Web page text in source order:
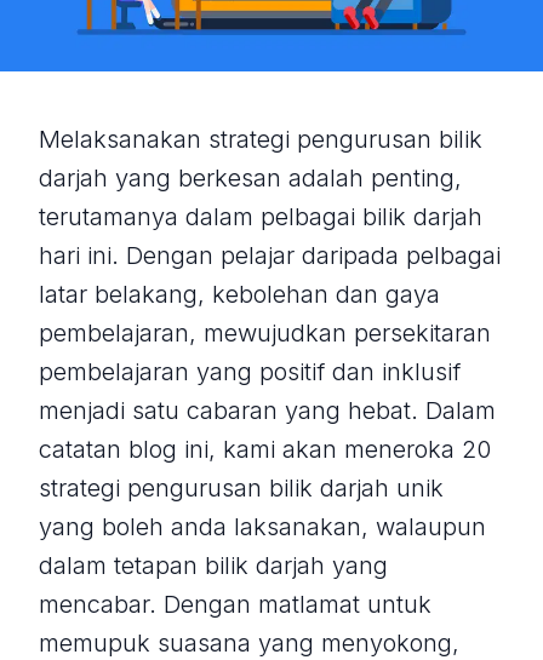
Melaksanakan strategi pengurusan bilik
darjah yang berkesan adalah penting,
terutamanya dalam pelbagai bilik darjah
hari ini. Dengan pelajar daripada pelbagai
latar belakang, kebolehan dan gaya
pembelajaran, mewujudkan persekitaran
pembelajaran yang positif dan inklusif
menjadi satu cabaran yang hebat. Dalam
catatan blog ini, kami akan meneroka 20
strategi pengurusan bilik darjah unik
yang boleh anda laksanakan, walaupun
dalam tetapan bilik darjah yang
mencabar. Dengan matlamat untuk
memupuk suasana yang menyokong,